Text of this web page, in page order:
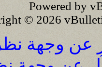
Powered by
© 2026
عن وجهة